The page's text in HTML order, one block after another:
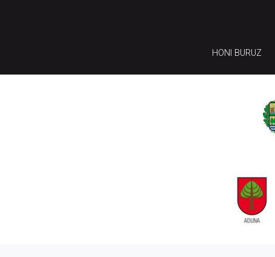
HONI BURUZ